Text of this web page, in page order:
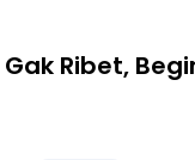
Gak Ribet,